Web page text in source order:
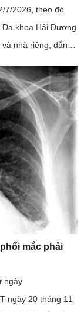
7/2026, theo đó
khoa Hải Dương
nhà riêng, dẫn
mắc phải
ngày
ngày 20 tháng 11